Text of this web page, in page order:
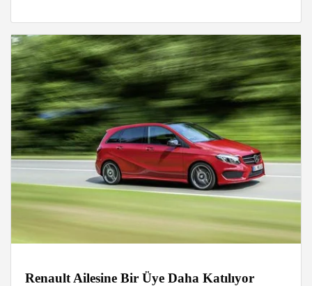
Renault Ailesine Bir Üye Daha Katılıyor